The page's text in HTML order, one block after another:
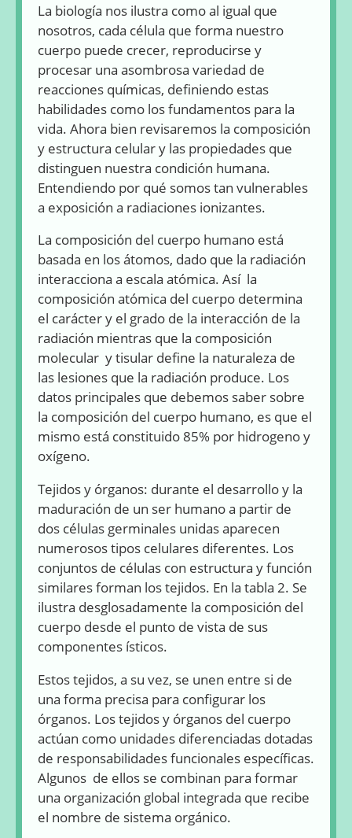
La biología nos ilustra como al igual que
nosotros, cada célula que forma nuestro
cuerpo puede crecer, reproducirse y
procesar una asombrosa variedad de
reacciones químicas, definiendo estas
habilidades como los fundamentos para la
vida. Ahora bien revisaremos la composición
y estructura celular y las propiedades que
distinguen nuestra condición humana.
Entendiendo por qué somos tan vulnerables
a exposición a radiaciones ionizantes.
La composición del cuerpo humano está
basada en los átomos, dado que la radiación
interacciona a escala atómica. Así la
composición atómica del cuerpo determina
el carácter y el grado de la interacción de la
radiación mientras que la composición
molecular y tisular define la naturaleza de
las lesiones que la radiación produce. Los
datos principales que debemos saber sobre
la composición del cuerpo humano, es que el
mismo está constituido 85% por hidrogeno y
oxígeno.
Tejidos y órganos: durante el desarrollo y la
maduración de un ser humano a partir de
dos células germinales unidas aparecen
numerosos tipos celulares diferentes. Los
conjuntos de células con estructura y función
similares forman los tejidos. En la tabla 2. Se
ilustra desglosadamente la composición del
cuerpo desde el punto de vista de sus
componentes ísticos.
Estos tejidos, a su vez, se unen entre si de
una forma precisa para configurar los
órganos. Los tejidos y órganos del cuerpo
actúan como unidades diferenciadas dotadas
de responsabilidades funcionales específicas.
Algunos de ellos se combinan para formar
una organización global integrada que recibe
el nombre de sistema orgánico.